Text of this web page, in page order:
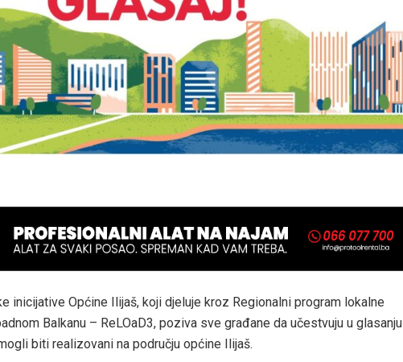
inicijative Općine Ilijaš, koji djeluje kroz Regionalni program lokalne
Balkanu – ReLOaD3, poziva sve građane da učestvuju u glasanju
biti realizovani na području općine Ilijaš.